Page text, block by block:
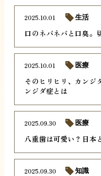
口のネバネバと口臭。
2025.10.01 生活
そのヒリヒリ、カンジ
ンジダ症とは
2025.10.01 医療
八重歯は可愛い？日本
2025.09.30 医療
2025.09.30 知識